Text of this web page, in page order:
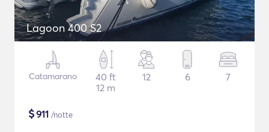
Lagoon 400 S2
Catamarano
40 ft
12 m
12 6 7
$911 /notte